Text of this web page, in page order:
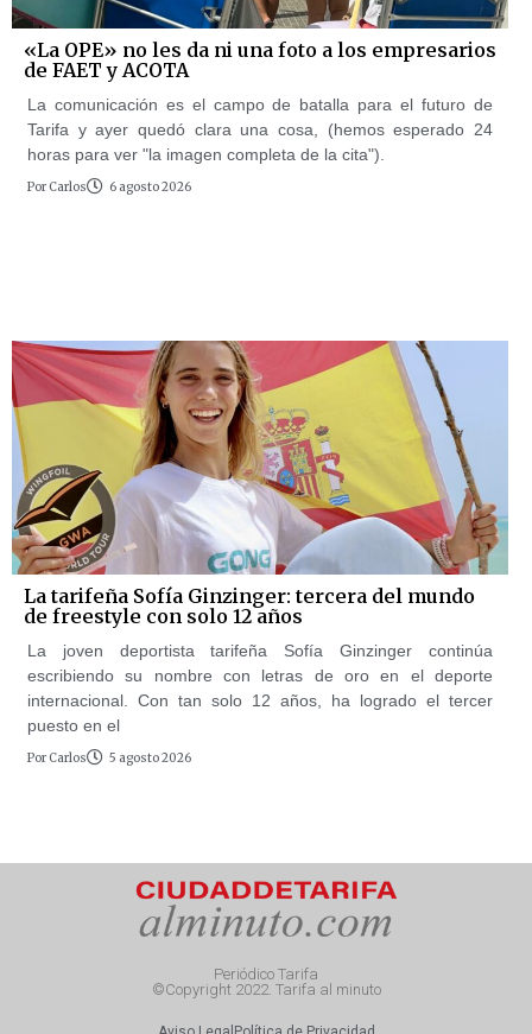
«La OPE» no les da ni una foto a los empresarios
de FAET y ACOTA
La comunicación es el campo de batalla para el futuro de
Tarifa y ayer quedó clara una cosa, (hemos esperado 24
horas para ver "la imagen completa de la cita").
Por Carlos 6 agosto 2026
La tarifeña Sofía Ginzinger: tercera del mundo
de freestyle con solo 12 años
La joven deportista tarifeña Sofía Ginzinger continúa
escribiendo su nombre con letras de oro en el deporte
internacional. Con tan solo 12 años, ha logrado el tercer
puesto en el
Por Carlos 5 agosto 2026
Periódico Tarifa
©Copyright 2022. Tarifa al minuto